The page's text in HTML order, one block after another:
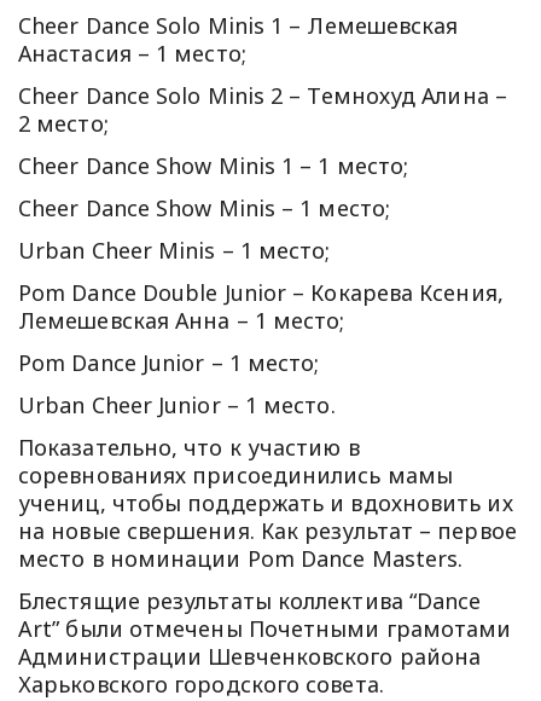
Cheer Dance Solo Minis 1 – Лемешевская
Анастасия – 1 место;
Cheer Dance Solo Minis 2 – Темнохуд Алина –
2 место;
Cheer Dance Show Minis 1 – 1 место;
Cheer Dance Show Minis – 1 место;
Urban Cheer Minis – 1 место;
Pom Dance Double Junior – Кокарева Ксения,
Лемешевская Анна – 1 место;
Pom Dance Junior – 1 место;
Urban Cheer Junior – 1 место.
Показательно, что к участию в
соревнованиях присоединились мамы
учениц, чтобы поддержать и вдохновить их
на новые свершения. Как результат – первое
место в номинации Pom Dance Masters.
Блестящие результаты коллектива “Dance
Art” были отмечены Почетными грамотами
Администрации Шевченковского района
Харьковского городского совета.